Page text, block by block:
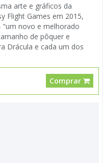
arte e gráficos da
Flight Games em 2015,
"um novo e melhorado
de pôquer e
Drácula e cada um dos
Comprar